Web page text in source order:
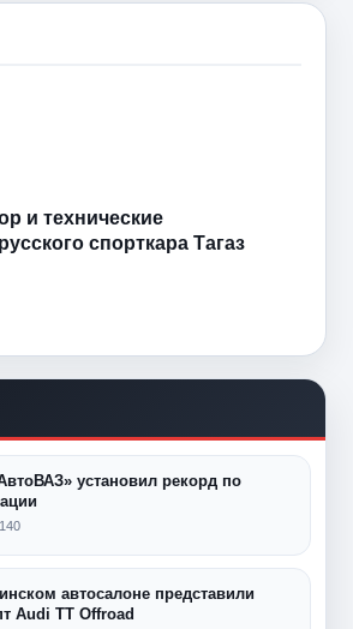
и технические
спорткара Тагаз
установил рекорд по
0
автосалоне представили
Audi TT Offroad